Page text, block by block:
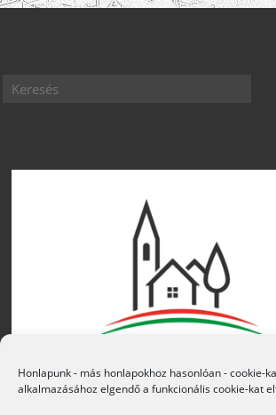
Honlapunk - más honlapokhoz hasonlóan - cookie-
alkalmazásához elgendő a funkcionális cookie-kat